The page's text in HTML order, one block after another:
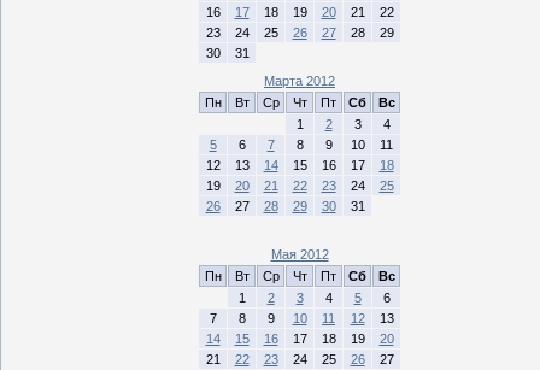
16
17 18 19 20 21
22
23
24 25 26 27 28
29
30
31
Марта 2012
Пн
Вт Ср Чт Пт Сб
Вс
1
2 3
4
5
6 7 8 9 10
11
12
13 14 15 16 17
18
19
20 21 22 23 24
25
26
27 28 29 30 31
Мая 2012
Пн
Вт Ср Чт Пт Сб
Вс
1
2 3 4 5
6
7
8 9 10 11 12
13
14
15 16 17 18 19
20
21
22 23 24 25 26
27